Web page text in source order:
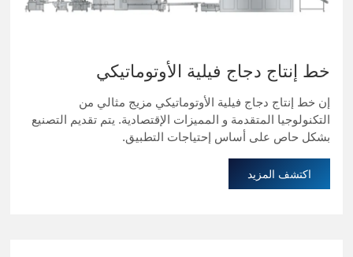
خط إنتاج دجاج فيلية الأوتوماتيكي
إن خط إنتاج دجاج فيلية الأوتوماتيكي مزيج مثالي من
التكنولوجيا المتقدمة و المميزات الإقتصادية. يتم تقديم التصنيع
بشكل حاص على أساس إحتياجات التطبيق.
اكتشف المزيد